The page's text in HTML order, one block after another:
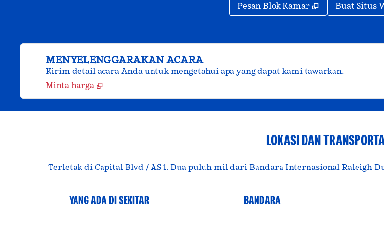
Pesan Blok Kamar , Buka tab baru
Buat Situs
MENYELENGGARAKAN ACARA
Kirim detail acara Anda untuk mengetahui apa yang dapat kami tawarkan.
Minta harga
LOKASI DAN
Terletak di Capital Blvd / AS 1. Dua puluh mil dari Bandara Internasional Raleigh
YANG ADA DI SEKITAR BANDARA